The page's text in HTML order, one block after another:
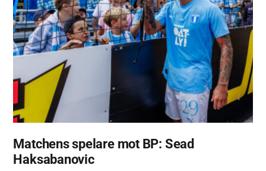
Matchens spelare mot BP: Sead
Haksabanovic